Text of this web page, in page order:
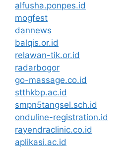
alfusha.ponpes.id
mogfest
dannews
balqis.or.id
relawan-tik.or.id
radarbogor
go-massage.co.id
stthkbp.ac.id
smpn5tangsel.sch.id
onduline-registration.id
rayendraclinic.co.id
aplikasi.ac.id